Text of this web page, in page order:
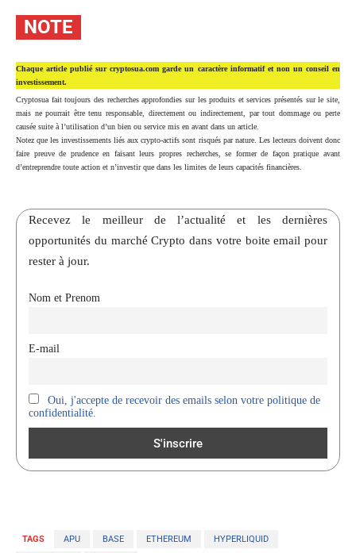
NOTE
Chaque article publié sur cryptosua.com garde un caractère informatif et non un conseil en
investissement.
Cryptosua fait toujours des recherches approfondies sur les produits et services présentés sur le site,
mais ne pourrait être tenu responsable, directement ou indirectement, par tout dommage ou perte
causée suite à l’utilisation d’un bien ou service mis en avant dans un article.
Notez que les investissements liés aux crypto-actifs sont risqués par nature. Les lecteurs doivent donc
faire preuve de prudence en faisant leurs propres recherches, se former de façon pratique avant
d’entreprendre toute action et n’investir que dans les limites de leurs capacités financières.
Recevez le meilleur de l’actualité et les dernières
opportunités du marché Crypto dans votre boite email pour
rester à jour.
Nom et Prenom
E-mail
Oui, j'accepte de recevoir des emails selon votre politique de
confidentialité.
TAGS APU BASE ETHEREUM HYPERLIQUID